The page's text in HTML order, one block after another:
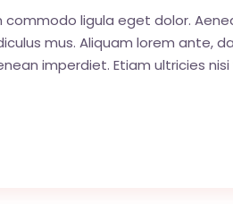
ligula eget dolor.
mus. Aliquam lorem ante,
imperdiet. Etiam ultricies